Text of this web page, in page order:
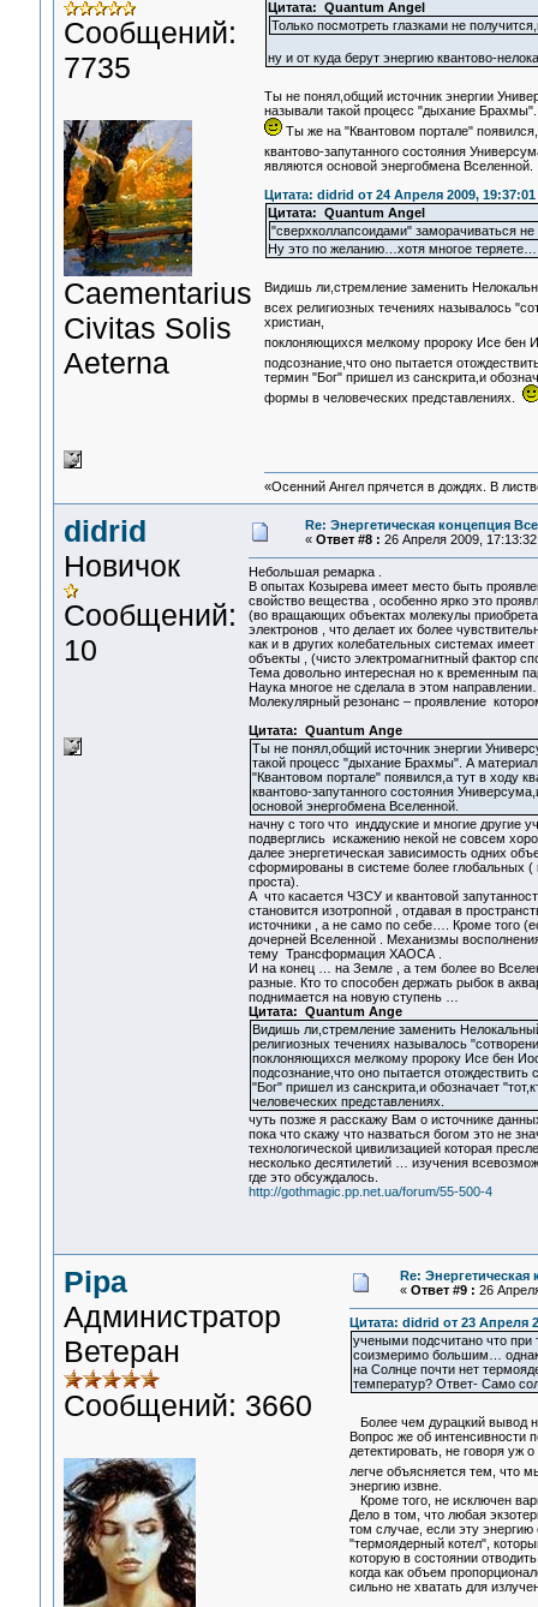
Сообщений:
7735
Сaementarius
Civitas Solis
Aeterna
Цитата: Quantum Angel
Только посмотреть глазками не
ну и от куда берут энергию квантово-
Ты не понял,общий источник энергии
называли такой процесс "дыхание
Ты же на "Квантовом портале"
квантово-запутанного состояния
являются основой энергобмена Вселенной.
Цитата: didrid от 24 Апреля 2009, 19:37:01
Цитата: Quantum Angel
"сверхколлапсоидами" заморачиваться не
Ну это по желанию…хотя многое теряете…
Видишь ли,стремление заменить
всех религиозных течениях называлось
христиан,
поклоняющихся мелкому пророку Исе бен
подсознание,что оно пытается
термин "Бог" пришел из санскрита,и
формы в человеческих представлениях.
«Осенний Ангел прячется в дождях. В
didrid
Новичок
Сообщений:
10
Re: Энергетическая концепция
« Ответ #8 : 26 Апреля 2009,
Небольшая ремарка .
В опытах Козырева имеет место быть
свойство вещества , особенно ярко это
(во вращающих объектах молекулы
электронов , что делает их более
как и в других колебательных системах
объекты , (чисто электромагнитный фактор
Тема довольно интересная но к временным
Наука многое не сделала в этом
Молекулярный резонанс – проявление
Цитата: Quantum Ange
Ты не понял,общий источник энергии
такой процесс "дыхание Брахмы". А
"Квантовом портале" появился,а тут в ходу
квантово-запутанного состояния
основой энергобмена Вселенной.
начну с того что инддуские и многие другие
подверглись искажению некой не совсем
далее энергетическая зависимость одних
сформированы в системе более глобальных (
проста).
А что касается ЧЗСУ и квантовой
становится изотропной , отдавая в
источники , а не само по себе…. Кроме того
дочерней Вселенной . Механизмы
тему Трансформация ХАОСА .
И на конец … на Земле , а тем более во
разные. Кто то способен держать рыбок в
поднимается на новую ступень …
Цитата: Quantum Ange
Видишь ли,стремление заменить
религиозных течениях называлось
поклоняющихся мелкому пророку Исе бен
подсознание,что оно пытается
"Бог" пришел из санскрита,и обозначает
человеческих представлениях.
чуть позже я расскажу Вам о источнике
пока что скажу что назваться богом это не
технологической цивилизацией которая
несколько десятилетий … изучения
где это обсуждалось.
http://gothmagic.pp.net.ua/forum/55-500-4
Pipa
Администратор
Ветеран
Сообщений: 3660
Re:
« Ответ #9 : 26
Цитата: didrid от 23 Апреля
учеными подсчитано что при
соизмеримо большим…
на Солнце почти нет
температур? Ответ- Само
Более чем дурацкий вывод
Вопрос же об интенсивности
детектировать, не говоря уж
легче объясняется тем, что
энергию извне.
Кроме того, не исключен
Дело в том, что любая
том случае, если эту энергию
"термоядерный котел",
которую в состоянии
когда как объем
сильно не хватать для